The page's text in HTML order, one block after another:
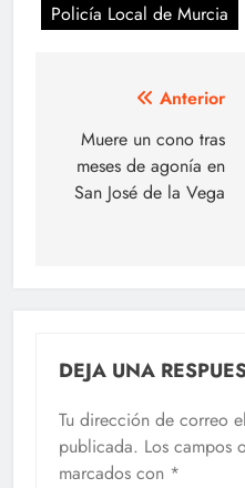
Policía Local de Murcia
Navegación
de
entradas
Anterior
Muere un cono tras
meses de agonía en
San José de la Vega
DEJA UNA
Tu dirección de correo
publicada. Los campos
marcados con *